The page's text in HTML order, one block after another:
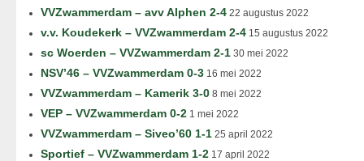
VVZwammerdam – avv Alphen 2-4 22 augustus 2022
v.v. Koudekerk – VVZwammerdam 2-4 15 augustus 2022
sc Woerden – VVZwammerdam 2-1 30 mei 2022
NSV’46 – VVZwammerdam 0-3 16 mei 2022
VVZwammerdam – Kamerik 3-0 8 mei 2022
VEP – VVZwammerdam 0-2 1 mei 2022
VVZwammerdam – Siveo’60 1-1 25 april 2022
Sportief – VVZwammerdam 1-2 17 april 2022